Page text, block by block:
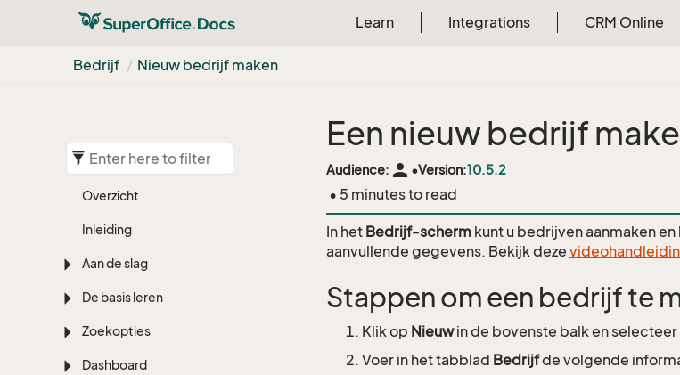
Learn Integrations CRM Online
Bedrijf Nieuw bedrijf maken
Overzicht
Inleiding
Aan de slag
De basis leren
Zoekopties
Dashboard
Een nieuw bedrijf
Audience: person •Version:10.5.2
• 5 minutes to read
In het Bedrijf-scherm kunt u bedrijven aanmaken
aanvullende gegevens. Bekijk deze
Stappen om een bedrijf te
Klik op Nieuwin de bovenste balk en selecteer
Voer in het tabblad Bedrijfde volgende